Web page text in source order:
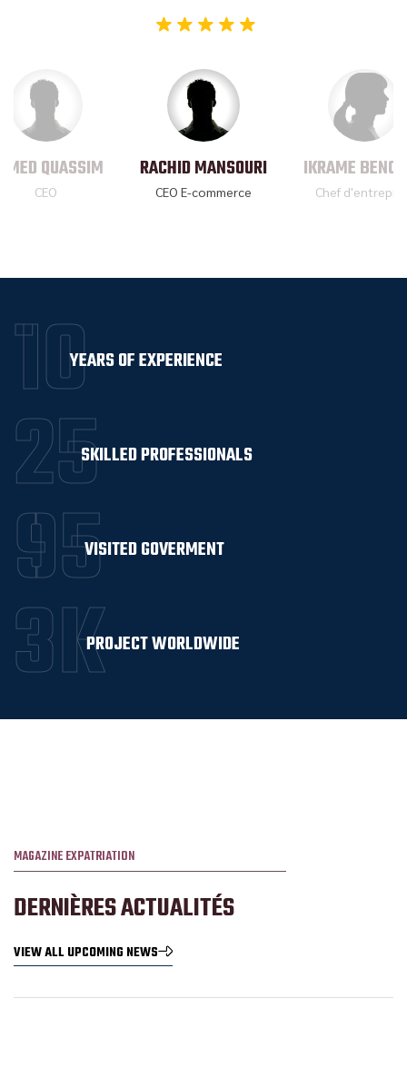
QUASSIM
CEO
RACHID MANSOURI
CEO E-commerce
IKRAME
Chef
10YEARS OF EXPERIENCE
25SKILLED PROFESSIONALS
95VISITED GOVERMENT
3KPROJECT WORLDWIDE
MAGAZINE EXPATRIATION
DERNIÈRES ACTUALITÉS
VIEW ALL UPCOMING NEWS